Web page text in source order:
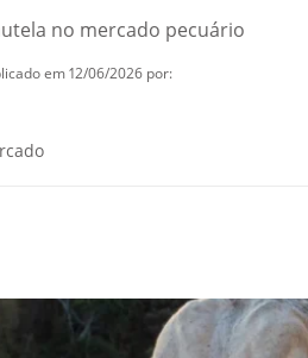
no mercado pecuário
em 12/06/2026 por: